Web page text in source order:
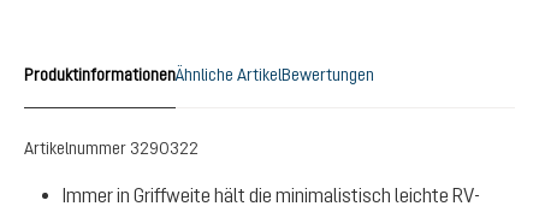
ProduktinformationenÄhnliche ArtikelBewertungen
Artikelnummer 3290322
Immer in Griffweite hält die minimalistisch leichte RV-